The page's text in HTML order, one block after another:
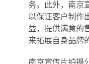
务。此外，南京
以保证客户制作
益，提供满意的
来拓展自身品牌